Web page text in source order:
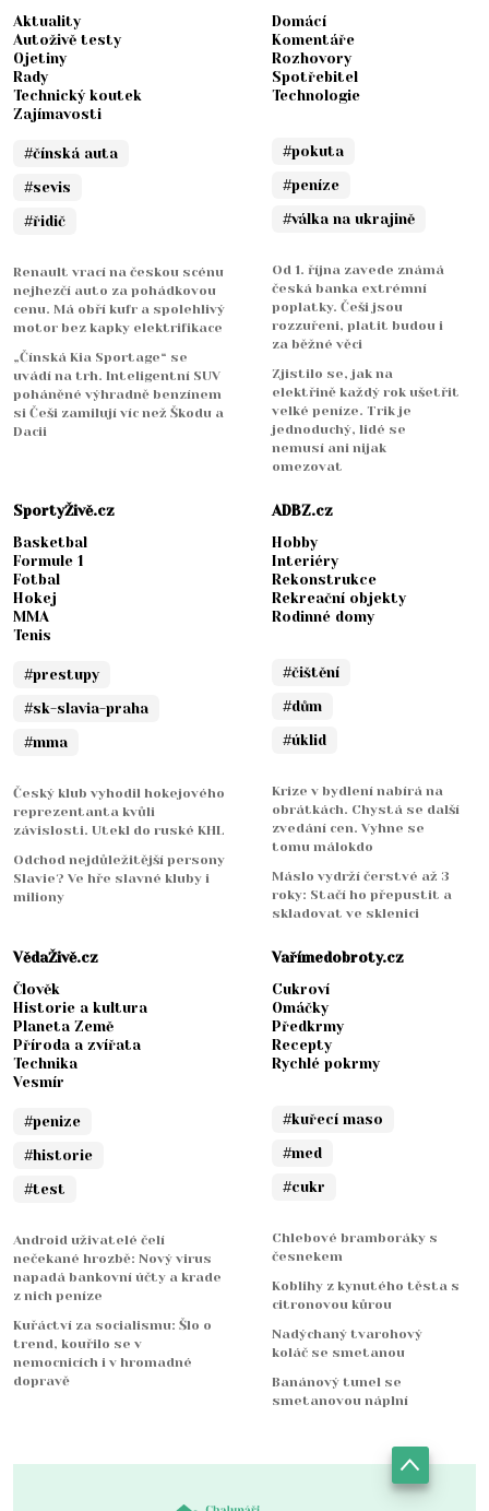
Aktuality
Autoživě testy
Ojetiny
Rady
Technický koutek
Zajímavosti
#čínská auta
#sevis
#řidič
Renault vrací na českou scénu
nejhezčí auto za pohádkovou
cenu. Má obří kufr a spolehlivý
motor bez kapky elektrifikace
„Čínská Kia Sportage“ se
uvádí na trh. Inteligentní SUV
poháněné výhradně benzínem
si Češi zamilují víc než Škodu a
Dacii
Domácí
Komentáře
Rozhovory
Spotřebitel
Technologie
#pokuta
#peníze
#válka na ukrajině
Od 1. října zavede známá
česká banka extrémní
poplatky. Češi jsou
rozzuřeni, platit budou i
za běžné věci
Zjistilo se, jak na
elektřině každý rok ušetřit
velké peníze. Trik je
jednoduchý, lidé se
nemusí ani nijak
omezovat
SportyŽivě.cz
Basketbal
Formule 1
Fotbal
Hokej
MMA
Tenis
#prestupy
#sk-slavia-praha
#mma
Český klub vyhodil hokejového
reprezentanta kvůli
závislosti. Utekl do ruské KHL
Odchod nejdůležitější persony
Slavie? Ve hře slavné kluby i
miliony
ADBZ.cz
Hobby
Interiéry
Rekonstrukce
Rekreační objekty
Rodinné domy
#čištění
#dům
#úklid
Krize v bydlení nabírá na
obrátkách. Chystá se další
zvedání cen. Vyhne se
tomu málokdo
Máslo vydrží čerstvé až 3
roky: Stačí ho přepustit a
skladovat ve sklenici
VědaŽivě.cz
Člověk
Historie a kultura
Planeta Země
Příroda a zvířata
Technika
Vesmír
#penize
#historie
#test
Android uživatelé čelí
nečekané hrozbě: Nový virus
napadá bankovní účty a krade
z nich peníze
Kuřáctví za socialismu: Šlo o
trend, kouřilo se v
nemocnicích i v hromadné
dopravě
Vařímedobroty.cz
Cukroví
Omáčky
Předkrmy
Recepty
Rychlé pokrmy
#kuřecí maso
#med
#cukr
Chlebové bramboráky s
česnekem
Koblihy z kynutého těsta s
citronovou kůrou
Nadýchaný tvarohový
koláč se smetanou
Banánový tunel se
smetanovou náplní